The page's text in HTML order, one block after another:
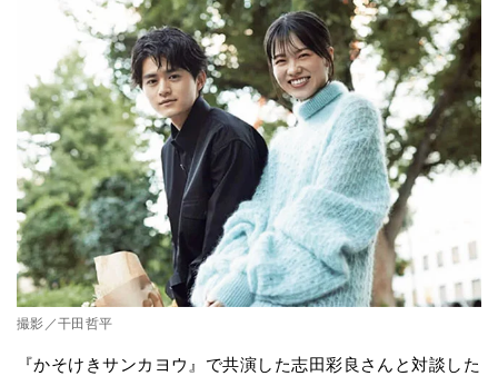
撮影／干田哲平
『かそけきサンカヨウ』で共演した志田彩良さんと対談した